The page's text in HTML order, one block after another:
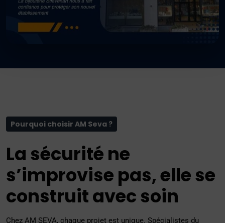
Pourquoi choisir AM Seva ?
La sécurité ne
s’improvise pas, elle se
construit avec soin
Chez AM SEVA, chaque projet est unique. Spécialistes du